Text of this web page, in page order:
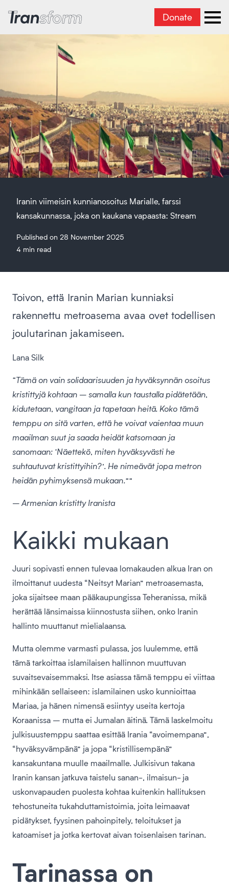
Transform Iran Donate
Iranin viimeisin kunnianosoitus Marialle, farssi
kansakunnassa, joka on kaukana vapaasta: Stream
Published on 28 November 2025
4 min read
Toivon, että Iranin Marian kunniaksi
rakennettu metroasema avaa ovet todellisen
joulutarinan jakamiseen.
Lana Silk
“Tämä on vain solidaarisuuden ja hyväksynnän osoitus
kristittyjä kohtaan – samalla kun taustalla pidätetään,
kidutetaan, vangitaan ja tapetaan heitä. Koko tämä
temppu on sitä varten, että he voivat vaientaa muun
maailman suut ja saada heidät katsomaan ja
sanomaan: ‘Näettekö, miten hyväksyvästi he
suhtautuvat kristittyihin?’. He nimeävät jopa metron
heidän pyhimyksensä mukaan.””
– Armenian kristitty Iranista
Kaikki mukaan
Juuri sopivasti ennen tulevaa lomakauden alkua Iran on
ilmoittanut uudesta “Neitsyt Marian” metroasemasta,
joka sijaitsee maan pääkaupungissa Teheranissa, mikä
herättää länsimaissa kiinnostusta siihen, onko Iranin
hallinto muuttanut mielialaansa.
Mutta olemme varmasti pulassa, jos luulemme, että
tämä tarkoittaa islamilaisen hallinnon muuttuvan
suvaitsevaisemmaksi. Itse asiassa tämä temppu ei viittaa
mihinkään sellaiseen: islamilainen usko kunnioittaa
Mariaa, ja hänen nimensä esiintyy useita kertoja
Koraanissa – mutta ei Jumalan äitinä. Tämä laskelmoitu
julkisuustemppu saattaa esittää Irania “avoimempana”,
“hyväksyvämpänä” ja jopa “kristillisempänä”
kansakuntana muulle maailmalle. Julkisivun takana
Iranin kansan jatkuva taistelu sanan-, ilmaisun- ja
uskonvapauden puolesta kohtaa kuitenkin hallituksen
tehostuneita tukahduttamistoimia, joita leimaavat
pidätykset, fyysinen pahoinpitely, teloitukset ja
katoamiset ja jotka kertovat aivan toisenlaisen tarinan.
Tarinassa on